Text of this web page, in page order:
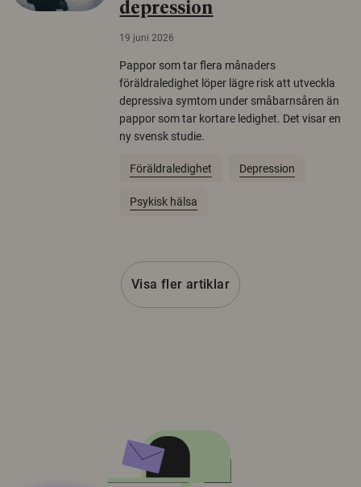
depression
19 juni 2026
Pappor som tar flera månaders
föräldraledighet löper lägre risk att utveckla
depressiva symtom under småbarnsåren än
pappor som tar kortare ledighet. Det visar en
ny svensk studie.
Föräldraledighet Depression
Psykisk hälsa
Visa fler artiklar